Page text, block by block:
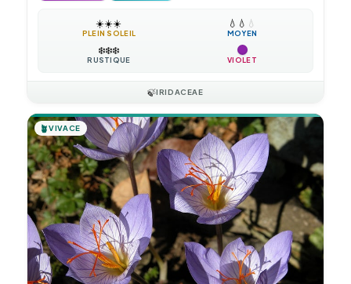
☀️☀️☀️
PLEIN SOLEIL
💧 💧 💧
MOYEN
❄️❄️❄️
RUSTIQUE VIOLET
🍃IRIDACEAE
🪴VIVACE